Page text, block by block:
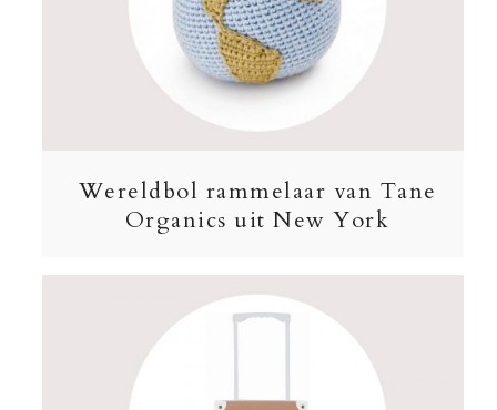
Wereldbol rammelaar van Tane
Organics uit New York